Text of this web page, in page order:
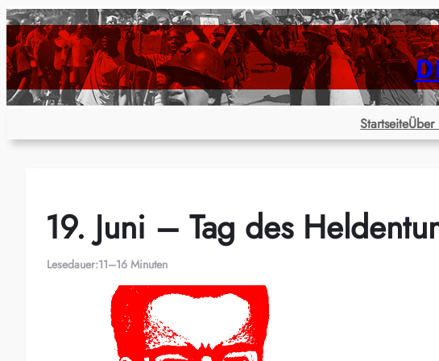
Zum
Inhalt
springen
StartseiteÜber
19. Juni – Tag des
Lesedauer:11–16 Minuten